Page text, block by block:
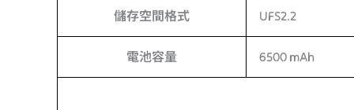
儲存空間格式 UFS2.2
電池容量 6500 mAh